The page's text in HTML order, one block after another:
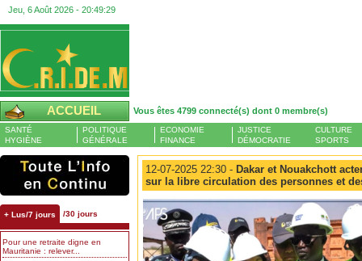
Jeu, 6 Août 2026 - 20:49:30
ACCUEIL Vous êtes 4799 connecté(s) dont 0 membre(s)
SANTÉ
HYGIÈNE
POLITIQUE
GÉNÉRALE
ECONOMIE
FINANCE
JUSTICE
DÉMOCRATIE
CULTURE
SPORTS
+ Lus/7 jours /30 jours
Pour une retraite digne en
Mauritanie : relever...
12-07-2025 22:30 - Dakar et Nouakchott
sur la libre circulation des personnes et